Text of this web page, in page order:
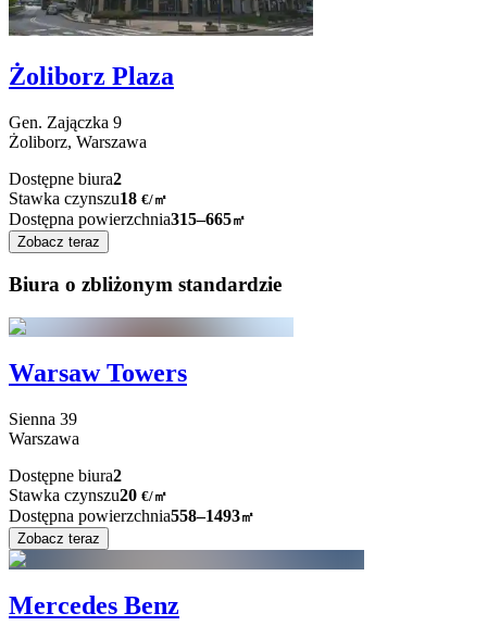
Żoliborz Plaza
Gen. Zajączka 9
Żoliborz, Warszawa
Dostępne biura2
Stawka czynszu18 €/㎡
Dostępna powierzchnia315–665㎡
Zobacz teraz
Biura o zbliżonym standardzie
Warsaw Towers
Sienna 39
Warszawa
Dostępne biura2
Stawka czynszu20 €/㎡
Dostępna powierzchnia558–1493㎡
Zobacz teraz
Mercedes Benz